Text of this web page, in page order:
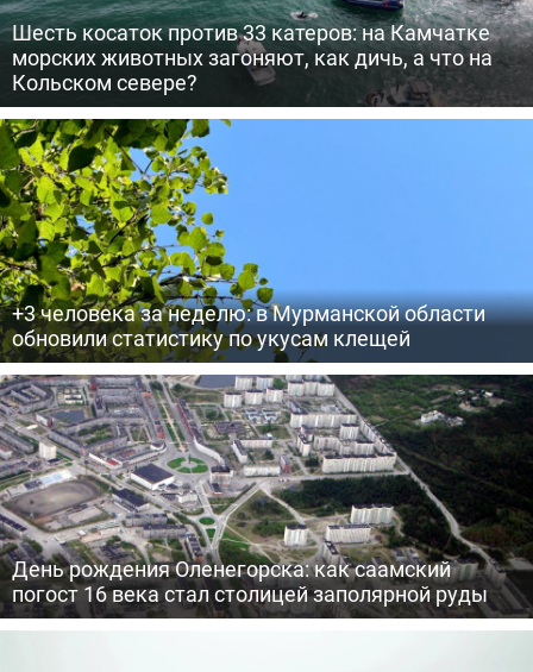
Шесть косаток против 33 катеров: на Камчатке
морских животных загоняют, как дичь, а что на
Кольском севере?
+3 человека за неделю: в Мурманской области
обновили статистику по укусам клещей
День рождения Оленегорска: как саамский
погост 16 века стал столицей заполярной руды